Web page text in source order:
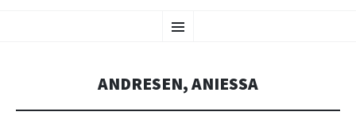
Menu
TO
ANDRESEN, ANIESSA